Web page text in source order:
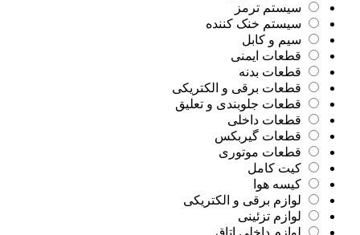
سیستم ترمز
سیستم خنک کننده
سیم و کابل
قطعات ایمنی
قطعات بدنه
قطعات برقی و الکتریکی
قطعات جلوبندی و تعلیق
قطعات داخلی
قطعات گیربکس
قطعات موتوری
کیت کامل
کیسه هوا
لوازم برقی و الکتریکی
لوازم تزئینی